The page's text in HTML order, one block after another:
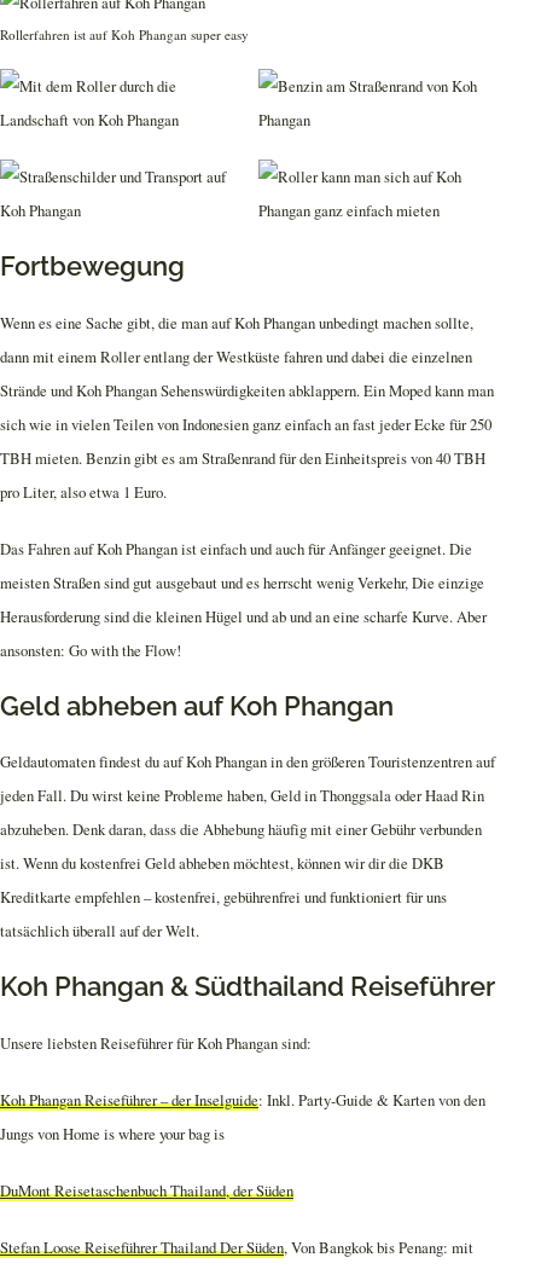
Rollerfahren ist auf Koh Phangan super easy
Fortbewegung
Wenn es eine Sache gibt, die man auf Koh Phangan unbedingt machen sollte,
dann mit einem Roller entlang der Westküste fahren und dabei die einzelnen
Strände und Koh Phangan Sehenswürdigkeiten abklappern. Ein Moped kann man
sich wie in vielen Teilen von Indonesien ganz einfach an fast jeder Ecke für 250
TBH mieten. Benzin gibt es am Straßenrand für den Einheitspreis von 40 TBH
pro Liter, also etwa 1 Euro.
Das Fahren auf Koh Phangan ist einfach und auch für Anfänger geeignet. Die
meisten Straßen sind gut ausgebaut und es herrscht wenig Verkehr, Die einzige
Herausforderung sind die kleinen Hügel und ab und an eine scharfe Kurve. Aber
ansonsten: Go with the Flow!
Geld abheben auf Koh Phangan
Geldautomaten findest du auf Koh Phangan in den größeren Touristenzentren auf
jeden Fall. Du wirst keine Probleme haben, Geld in Thonggsala oder Haad Rin
abzuheben. Denk daran, dass die Abhebung häufig mit einer Gebühr verbunden
ist. Wenn du kostenfrei Geld abheben möchtest, können wir dir die DKB
Kreditkarte empfehlen – kostenfrei, gebührenfrei und funktioniert für uns
tatsächlich überall auf der Welt.
Koh Phangan & Südthailand Reiseführer
Unsere liebsten Reiseführer für Koh Phangan sind:
Koh Phangan Reiseführer – der Inselguide: Inkl. Party-Guide & Karten von den
Jungs von Home is where your bag is
DuMont Reisetaschenbuch Thailand, der Süden
Stefan Loose Reiseführer Thailand Der Süden, Von Bangkok bis Penang: mit